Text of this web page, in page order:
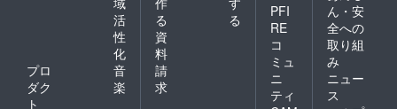
活
性
化
プロ
ダク
ト
音
楽
る
る
資
料
請
求
PFI
RE
コ
ミュ
ニ
ティ
ん・安
全への
取り組
み
ニュー
ス